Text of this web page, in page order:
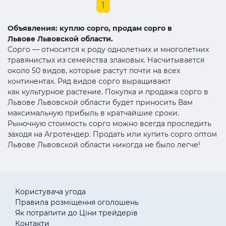
1
Объявления: куплю сорго, продам сорго в
Львове Львовской области.
Сорго — относится к роду однолетних и многолетних
травянистых из семейства злаковых. Насчитывается
около 50 видов, которые растут почти на всех
континентах. Ряд видов сорго выращивают
как культурное растение. Покупка и продажа сорго в
Львове Львовской области будет приносить Вам
максимальную прибыль в кратчайшие сроки.
Рыночную стоимость сорго можно всегда проследить
заходя на Агротендер. Продать или купить сорго оптом
Львове Львовской области никогда не было легче!
Користувача угода
Правила розміщення оголошень
Як потрапити до Ціни трейдерів
Контакти